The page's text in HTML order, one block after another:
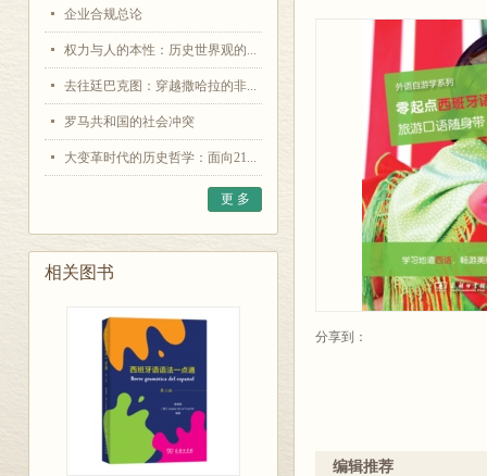
企业合规总论
权力与人的本性：历史世界观的...
去往廷巴克图：穿越撒哈拉的非...
罗马共和国的社会冲突
大变革时代的历史哲学：面向21...
更 多
相关图书
分享到：
编辑推荐